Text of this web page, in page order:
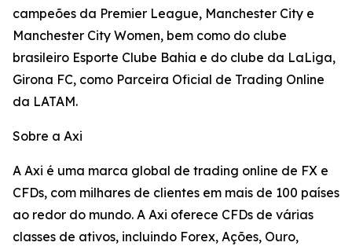
campeões da Premier League, Manchester City e
Manchester City Women, bem como do clube
brasileiro Esporte Clube Bahia e do clube da LaLiga,
Girona FC, como Parceira Oficial de Trading Online
da LATAM.
Sobre a Axi
A Axi é uma marca global de trading online de FX e
CFDs, com milhares de clientes em mais de 100 países
ao redor do mundo. A Axi oferece CFDs de várias
classes de ativos, incluindo Forex, Ações, Ouro,